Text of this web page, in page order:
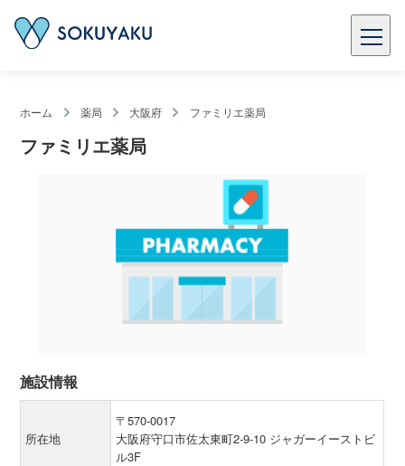
ホーム 薬局 大阪府 ファミリエ薬局
ファミリエ薬局
施設情報
所在地
〒570-0017
大阪府守口市佐太東町2-9-10 ジャガーイーストビ
ル3F